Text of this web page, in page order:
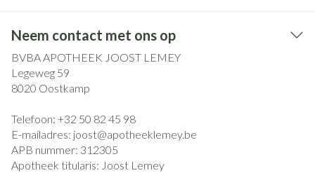
Neem contact met ons op
BVBA APOTHEEK JOOST LEMEY
Legeweg 59
8020 Oostkamp
Telefoon: +32 50 82 45 98
E-mailadres: joost@apotheeklemey.be
APB nummer: 312305
Apotheek titularis: Joost Lemey